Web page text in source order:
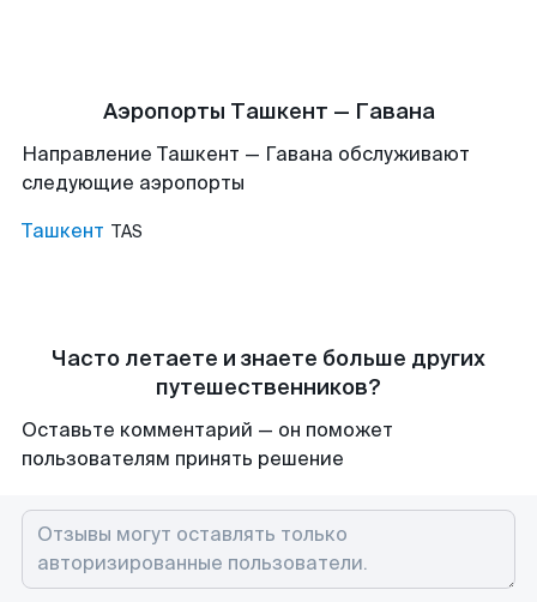
Аэропорты Ташкент — Гавана
Направление Ташкент — Гавана обслуживают
следующие аэропорты
Ташкент TAS
Часто летаете и знаете больше других
путешественников?
Оставьте комментарий — он поможет
пользователям принять решение